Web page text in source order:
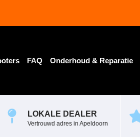
FAQ Onderhoud & Reparatie
LOKALE DEALER
Vertrouwd adres in Apeldoorn